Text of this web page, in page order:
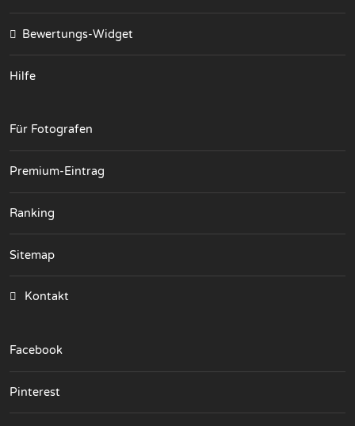
Bewertungs-Widget
Hilfe
Für Fotografen
Premium-Eintrag
Ranking
Sitemap
Kontakt
Facebook
Pinterest